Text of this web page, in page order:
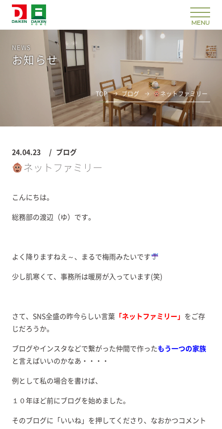
NEWS
お知らせ
TOP ブログ ネットファミリー
24.04.23 ブログ
ネットファミリー
こんにちは。
総務部の渡辺（ゆ）です。
よく降りますねえ～、まるで梅雨みたいです
少し肌寒くて、事務所は暖房が入っています(笑)
さて、SNS全盛の昨今らしい言葉「ネットファミリー」 をご存
じだろうか。
ブログやインスタなどで繋がった仲間で作ったもう一つの家族
と言えばいいのかなあ・・・・
例として私の場合を書けば、
１０年ほど前にブログを始めました。
そのブログに「いいね」を押してくださり、なおかつコメント